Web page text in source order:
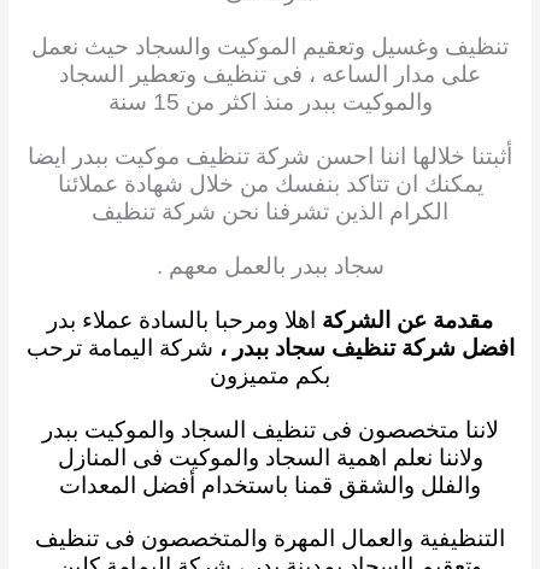
تنظيف وغسيل وتعقيم الموكيت والسجاد حيث نعمل
على مدار
الساعه ، فى تنظيف وتعطير السجاد
والموكيت ببدر منذ اكثر من 15 سنة
أثبتنا خلالها اننا احسن شركة تنظيف موكيت ببدر ايضا
يمكنك ان تتاكد بنفسك من خلال شهادة عملائنا
الكرام
الذين تشرفنا نحن شركة تنظيف
سجاد ببدر بالعمل معهم .
مقدمة عن الشركة اهلا ومرحبا بالسادة عملاء بدر
افضل شركة تنظيف سجاد ببدر ، شركة اليمامة ترحب
بكم متميزون
لاننا متخصصون فى تنظيف السجاد والموكيت ببدر
ولاننا نعلم اهمية السجاد والموكيت فى المنازل
والفلل والشقق قمنا باستخدام أفضل المعدات
التنظيفية والعمال المهرة والمتخصصون فى تنظيف